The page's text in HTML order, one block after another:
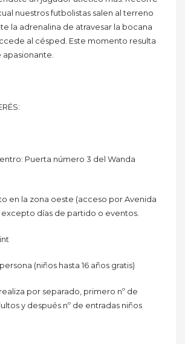
nuestros futbolistas salen al terreno
la adrenalina de atravesar la bocana
al césped. Este momento resulta
Puerta número 3 del Wanda
en la zona oeste (acceso por Avenida
excepto días de partido o eventos.
(niños hasta 16 años gratis)
por separado, primero nº de
y después nº de entradas niños